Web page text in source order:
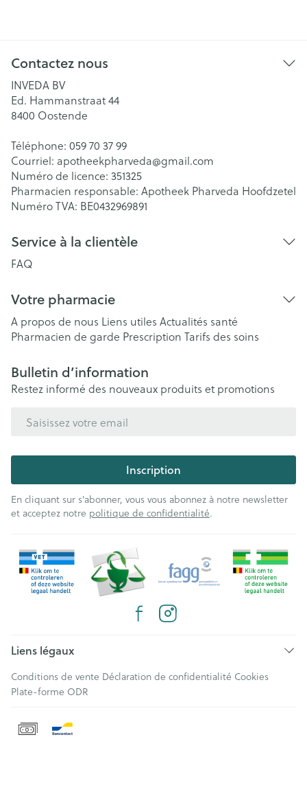
Contactez nous
INVEDA BV
Ed. Hammanstraat 44
8400 Oostende
Téléphone: 059 70 37 99
Courriel: apotheekpharveda@gmail.com
Numéro de licence: 351325
Pharmacien responsable: Apotheek Pharveda Hoofdzetel
Numéro TVA: BE0432969891
Service à la clientèle
FAQ
Votre pharmacie
A propos de nous Liens utiles Actualités santé
Pharmacien de garde Prescription Tarifs des soins
Bulletin d’information
Restez informé des nouveaux produits et promotions
Inscription
En cliquant sur s'abonner, vous vous abonnez à notre newsletter
et acceptez notre politique de confidentialité.
Liens légaux
Conditions de vente Déclaration de confidentialité Cookies
Plate-forme ODR